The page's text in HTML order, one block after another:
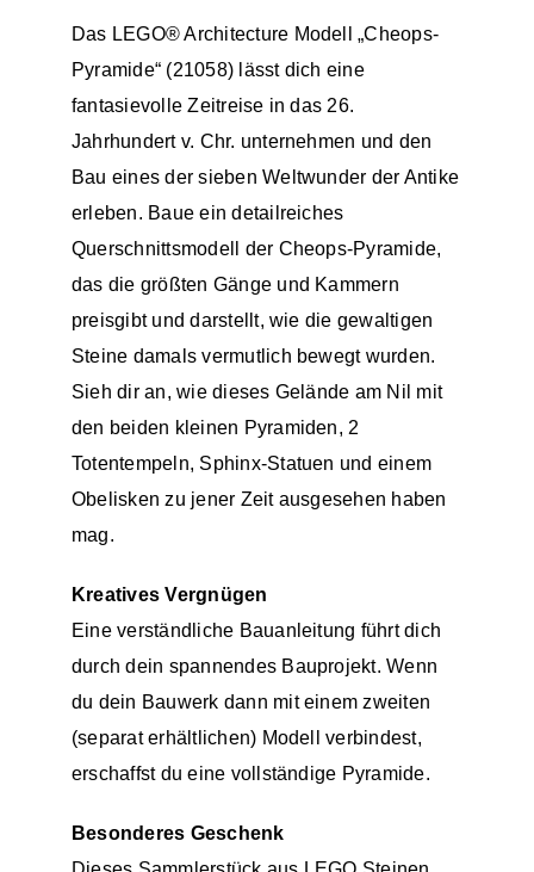
Das LEGO® Architecture Modell „Cheops-
Pyramide“ (21058) lässt dich eine
fantasievolle Zeitreise in das 26.
Jahrhundert v. Chr. unternehmen und den
Bau eines der sieben Weltwunder der Antike
erleben. Baue ein detailreiches
Querschnittsmodell der Cheops-Pyramide,
das die größten Gänge und Kammern
preisgibt und darstellt, wie die gewaltigen
Steine damals vermutlich bewegt wurden.
Sieh dir an, wie dieses Gelände am Nil mit
den beiden kleinen Pyramiden, 2
Totentempeln, Sphinx-Statuen und einem
Obelisken zu jener Zeit ausgesehen haben
mag.
Kreatives Vergnügen
Eine verständliche Bauanleitung führt dich
durch dein spannendes Bauprojekt. Wenn
du dein Bauwerk dann mit einem zweiten
(separat erhältlichen) Modell verbindest,
erschaffst du eine vollständige Pyramide.
Besonderes Geschenk